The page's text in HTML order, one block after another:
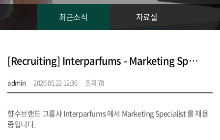
최근소식 자료실
[Recruiting] Interparfums - Marketing Specialist (채용중)
admin 2026.05.22 12:36 조회 78
향수브랜드 그룹사 Interparfums 에서 Marketing Specialist 를 채용
중입니다.